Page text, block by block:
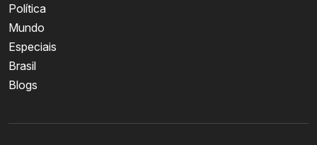
Política
Mundo
Especiais
Brasil
Blogs